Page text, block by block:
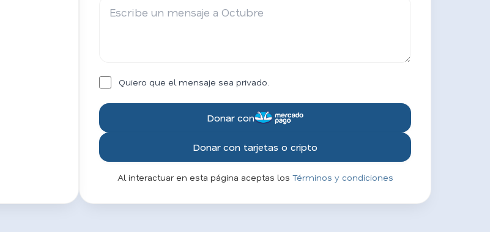
Quiero que el mensaje sea privado.
Donar con
Donar con tarjetas o cripto
Al interactuar en esta página aceptas los Términos y condiciones